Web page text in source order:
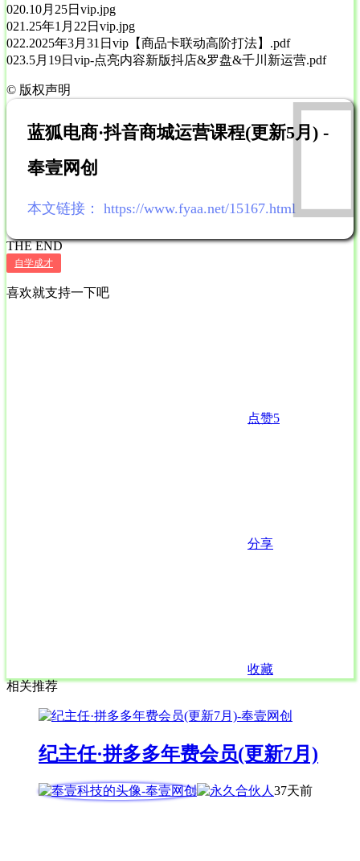
020.10月25日vip.jpg
021.25年1月22日vip.jpg
022.2025年3月31日vip【商品卡联动高阶打法】.pdf
023.5月19日vip-点亮内容新版抖店&罗盘&千川新运营.pdf
© 版权声明
蓝狐电商·抖音商城运营课程(更新5月) -
奉壹网创
本文链接： https://www.fyaa.net/15167.html
THE END
自学成才
喜欢就支持一下吧
点赞5
分享
收藏
相关推荐
纪主任·拼多多年费会员(更新7月)
37天前